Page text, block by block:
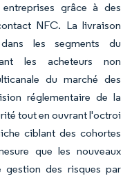
grâce à des
NFC. La livraison
les segments du
les acheteurs non
du marché des
réglementaire de la
tout en ouvrant l'octroi
ciblant des cohortes
que les nouveaux
gestion des risques par